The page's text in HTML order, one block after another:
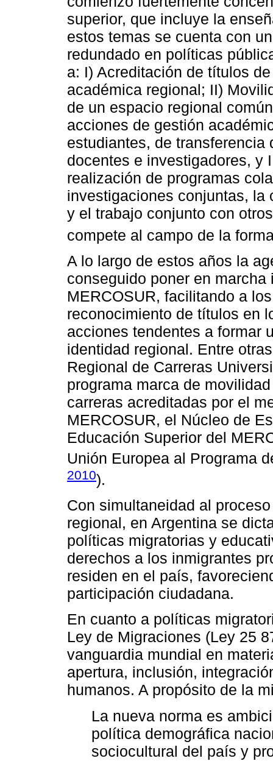
superior, que incluye la
estos temas se cuenta con
redundado en políticas
a: I) Acreditación de títulos
académica regional; II)
de un espacio regional
acciones de gestión
estudiantes, de
docentes e investigadores, y
realización de programas
investigaciones conjuntas, la
y el trabajo conjunto con
compete al campo de la
A lo largo de estos años la
conseguido poner en
MERCOSUR, facilitando a
reconocimiento de títulos en
acciones tendentes a formar
identidad regional. Entre
Regional de Carreras
programa marca de
carreras acreditadas por el
MERCOSUR, el Núcleo de
Educación Superior del
Unión Europea al Programa
2010).
Con simultaneidad al
regional, en Argentina se
políticas migratorias y
derechos a los inmigrantes
residen en el país,
participación ciudadana.
En cuanto a políticas
Ley de Migraciones (Ley 25
vanguardia mundial en
apertura, inclusión,
humanos. A propósito de la
La nueva norma es
política demográfica
sociocultural del país y